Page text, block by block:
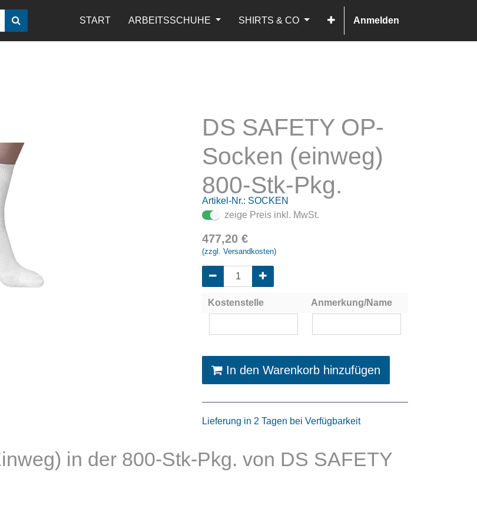
START ARBEITSSCHUHE SHIRTS & CO Anmelden
DS SAFETY OP-
Socken (einweg)
800-Stk-Pkg.
Artikel-Nr.: SOCKEN
zeige Preis inkl. MwSt.
477,20 €
(zzgl. Versandkosten)
Kostenstelle Anmerkung/Name
In den Warenkorb hinzufügen
Lieferung in 2 Tagen bei Verfügbarkeit
in der 800-Stk-Pkg. von DS SAFETY